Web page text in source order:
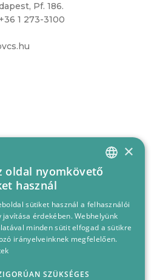
Pf. 186.
+36 1 273-3100
HUNGARIAN
×
oldal nyomkövető
használ
sütiket használ a felhasználói
javítása érdekében. Webhelyünk
minden sütit elfogad a sütikre
irányelveinknek megfelelően.
SZÜKSÉGES